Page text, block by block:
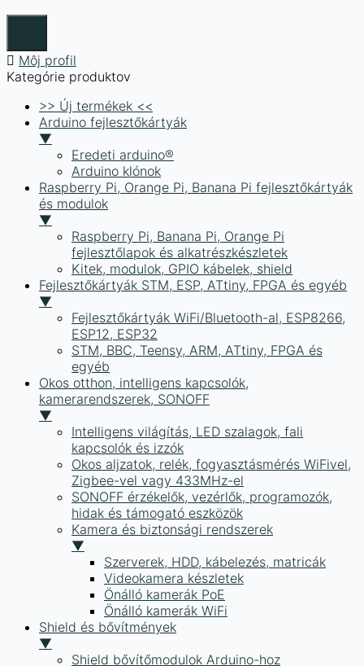
Môj profil
Kategórie produktov
>> Új termékek <<
Arduino fejlesztőkártyák
▼
Eredeti arduino®
Arduino klónok
Raspberry Pi, Orange Pi, Banana Pi fejlesztőkártyák
és modulok
▼
Raspberry Pi, Banana Pi, Orange Pi
fejlesztőlapok és alkatrészkészletek
Kitek, modulok, GPIO kábelek, shield
Fejlesztőkártyák STM, ESP, ATtiny, FPGA és egyéb
▼
Fejlesztőkártyák WiFi/Bluetooth-al, ESP8266,
ESP12, ESP32
STM, BBC, Teensy, ARM, ATtiny, FPGA és
egyéb
Okos otthon, intelligens kapcsolók,
kamerarendszerek, SONOFF
▼
Intelligens világítás, LED szalagok, fali
kapcsolók és izzók
Okos aljzatok, relék, fogyasztásmérés WiFivel,
Zigbee-vel vagy 433MHz-el
SONOFF érzékelők, vezérlők, programozók,
hidak és támogató eszközök
Kamera és biztonsági rendszerek
▼
Szerverek, HDD, kábelezés, matricák
Videokamera készletek
Önálló kamerák PoE
Önálló kamerák WiFi
Shield és bővítmények
▼
Shield bővítőmodulok Arduino-hoz